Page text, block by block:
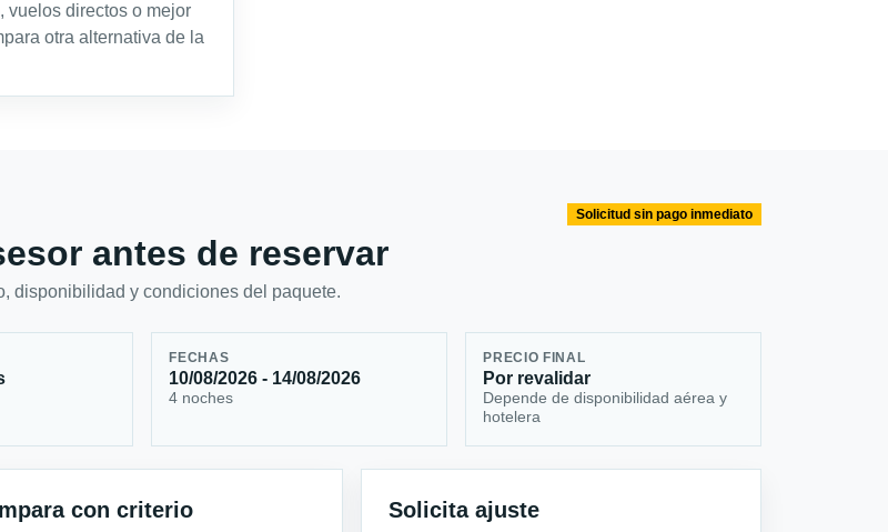
vuelos directos o mejor
otra alternativa de la
antes de reservar
disponibilidad y condiciones del paquete.
Solicitud sin pago inmediato
FECHAS
10/08/2026 - 14/08/2026
4 noches
PRECIO FINAL
Por revalidar
Depende de disponibilidad aérea y
hotelera
con criterio Solicita ajuste